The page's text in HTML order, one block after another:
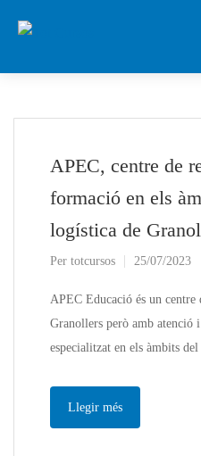
APEC, centre de
formació en els
logística de
Per totcursos 25/07/2023
APEC Educació és un
Granollers però amb atenció
especialitzat en els àmbits
Llegir més